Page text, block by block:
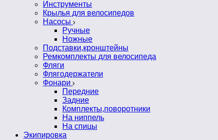
Инструменты
Крылья для велосипедов
Насосы
Ручные
Ножные
Подставки,кронштейны
Ремкомплекты для велосипеда
Фляги
Флягодержатели
Фонари
Передние
Задние
Комплекты,поворотники
На ниппель
На спицы
Экипировка